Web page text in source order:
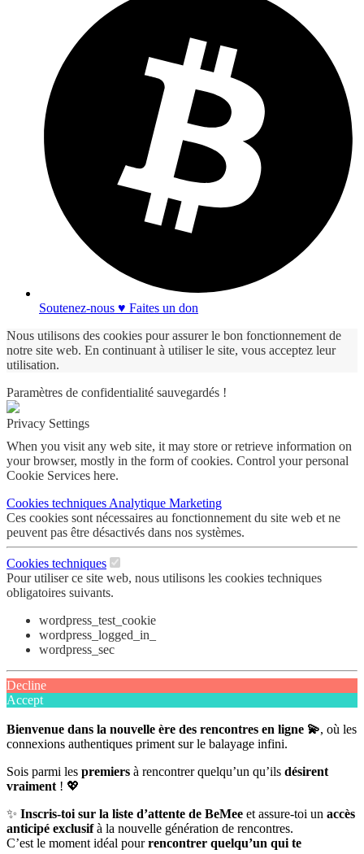
Soutenez-nous ♥ Faites un don
Nous utilisons des cookies pour assurer le bon fonctionnement de
notre site web. En continuant à utiliser le site, vous acceptez leur
utilisation.
Paramètres de confidentialité sauvegardés !
Privacy Settings
When you visit any web site, it may store or retrieve information on
your browser, mostly in the form of cookies. Control your personal
Cookie Services here.
Cookies techniques Analytique Marketing
Ces cookies sont nécessaires au fonctionnement du site web et ne
peuvent pas être désactivés dans nos systèmes.
Cookies techniques
Pour utiliser ce site web, nous utilisons les cookies techniques
obligatoires suivants.
wordpress_test_cookie
wordpress_logged_in_
wordpress_sec
Decline
Accept
Bienvenue dans la nouvelle ère des rencontres en ligne 💫, où les
connexions authentiques priment sur le balayage infini.
Sois parmi les premiers à rencontrer quelqu’un qu’ils désirent
vraiment ! 💖
✨ Inscris-toi sur la liste d’attente de BeMee et assure-toi un accès
anticipé exclusifà la nouvelle génération de rencontres.
C’est le moment idéal pourrencontrer quelqu’un qui te